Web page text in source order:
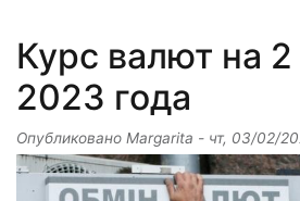
Курс валют на
2023 года
Опубликовано Margarita - чт, 03/02/